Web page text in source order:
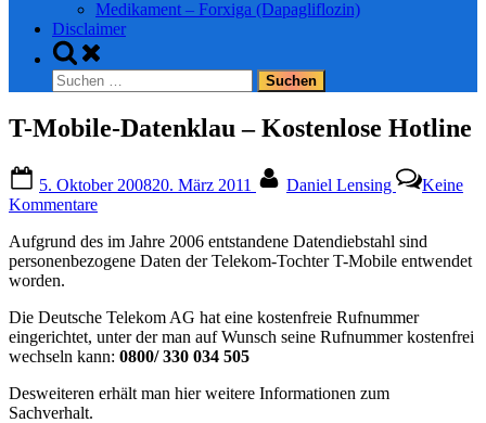
Medikament – Forxiga (Dapagliflozin)
Disclaimer
Toggle
search
form
Suchen
nach:
T-Mobile-Datenklau – Kostenlose Hotline
on
5. Oktober 200820. März 2011 Daniel Lensing
Keine
Kommentarezu
Mobile-
Datenklau
Hotline
Aufgrund des im Jahre 2006 entstandene Datendiebstahl sind
personenbezogene Daten der Telekom-Tochter T-Mobile entwendet
worden.
Die Deutsche Telekom AG hat eine kostenfreie Rufnummer
eingerichtet, unter der man auf Wunsch seine Rufnummer kostenfrei
wechseln kann: 0800/ 330 034 505
Desweiteren erhält man hier weitere Informationen zum
Sachverhalt.